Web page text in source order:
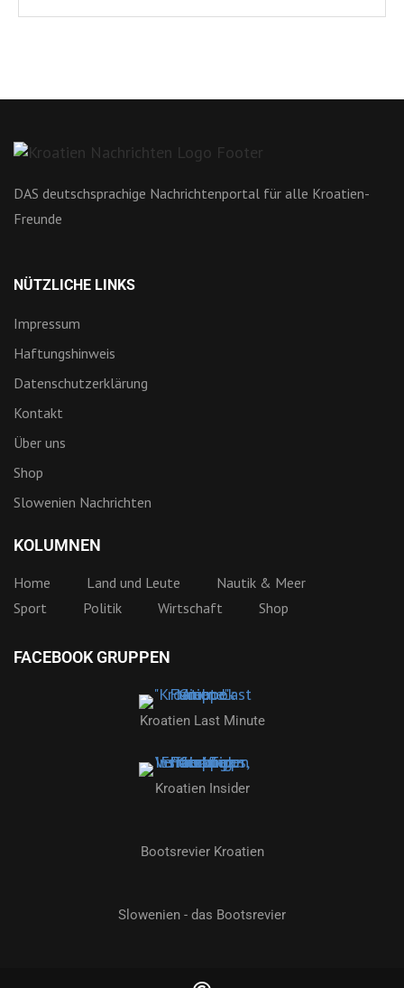
DAS deutschsprachige Nachrichtenportal für alle Kroatien-
Freunde
NÜTZLICHE LINKS
Impressum
Haftungshinweis
Datenschutzerklärung
Kontakt
Über uns
Shop
Slowenien Nachrichten
KOLUMNEN
Home Land und Leute
Nautik & Meer
Sport
Politik Wirtschaft Shop
FACEBOOK GRUPPEN
Kroatien Last Minute
Kroatien Insider
Bootsrevier Kroatien
Slowenien - das Bootsrevier